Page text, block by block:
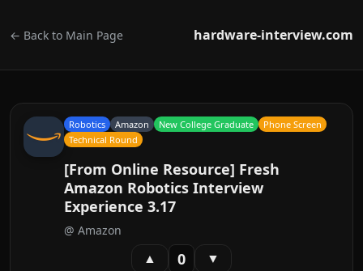
← Back to Main Page hardware-interview.com
Robotics Amazon New College Graduate
Phone Screen
Technical Round
[From Online Resource] Fresh
Amazon Robotics Interview
Experience 3.17
@ Amazon
▲ 0 ▼